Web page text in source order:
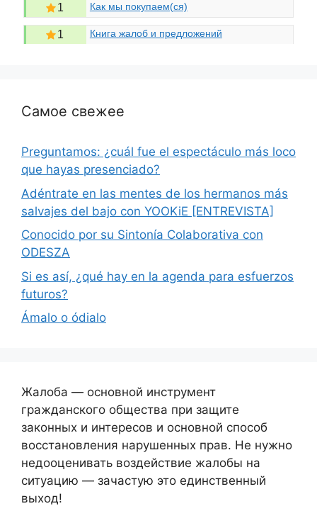
1 Как мы покупаем(ся)
1 Книга жалоб и предложений
Самое свежее
Preguntamos: ¿cuál fue el espectáculo más loco
que hayas presenciado?
Adéntrate en las mentes de los hermanos más
salvajes del bajo con YOOKiE [ENTREVISTA]
Conocido por su Sintonía Colaborativa con
ODESZA
Si es así, ¿qué hay en la agenda para esfuerzos
futuros?
Ámalo o ódialo
Жалоба — основной инструмент
гражданского общества при защите
законных и интересов и основной способ
восстановления нарушенных прав. Не нужно
недооценивать воздействие жалобы на
ситуацию — зачастую это единственный
выход!